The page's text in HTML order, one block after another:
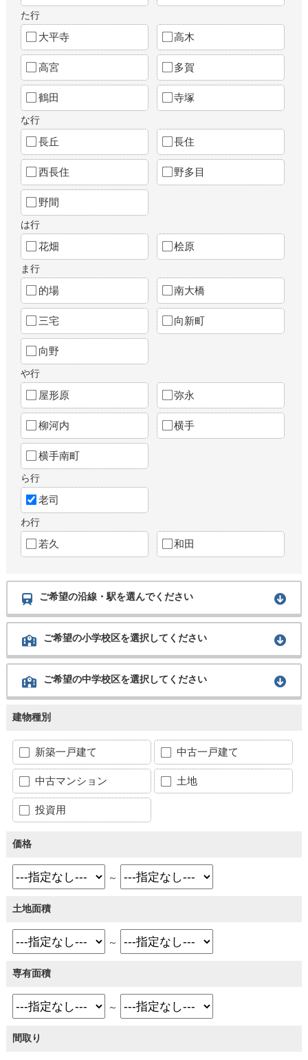
た行
大平寺 高木
高宮 多賀
鶴田 寺塚
な行
長丘 長住
西長住 野多目
野間
は行
花畑 桧原
ま行
的場 南大橋
三宅 向新町
向野
や行
屋形原 弥永
柳河内 横手
横手南町
ら行
老司
わ行
若久 和田
ご希望の沿線・駅を選んでください
ご希望の小学校区を選択してください
ご希望の中学校区を選択してください
建物種別
新築一戸建て 中古一戸建て
中古マンション 土地
投資用
価格
～
土地面積
～
専有面積
～
間取り